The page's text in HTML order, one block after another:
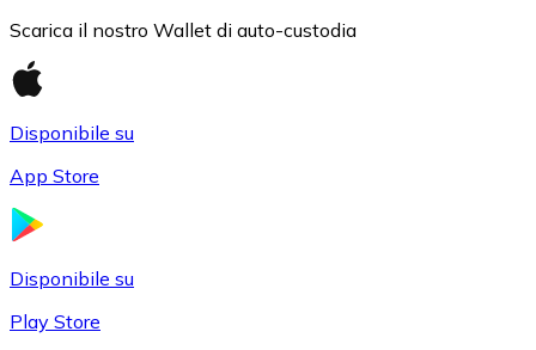
Scarica il nostro Wallet di auto-custodia
Disponibile su
App Store
Disponibile su
Play Store